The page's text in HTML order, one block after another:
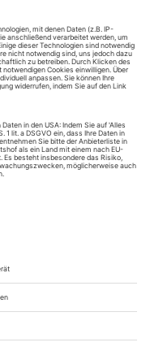
mit der Michael
Berliner Schaubühne
hat 1886 mit «Die
Drama, fünf Frauen,
Geld und den Tod
dem Alexanderplatz.
«Grün­dung freier
buht. Jetzt
«Euphorie» und